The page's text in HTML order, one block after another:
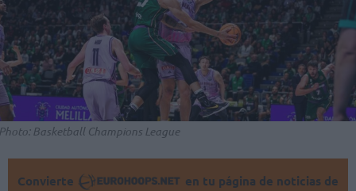
Basketball Champions League
Convierte
en tu página de noticias de